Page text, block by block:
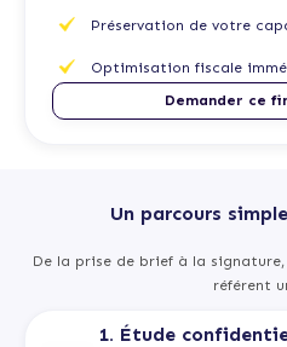
Préservation de votre
Optimisation fiscale
Demander ce
Un parcours
De la prise de brief à la
référent
1. Étude